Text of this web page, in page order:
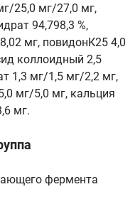
25,0 мг/27,0 мг,
94,798,3 %,
мг, повидонК25 4,0
коллоидный 2,5
1,3 мг/1,5 мг/2,2 мг,
мг/5,0 мг, кальция
мг.
фермента